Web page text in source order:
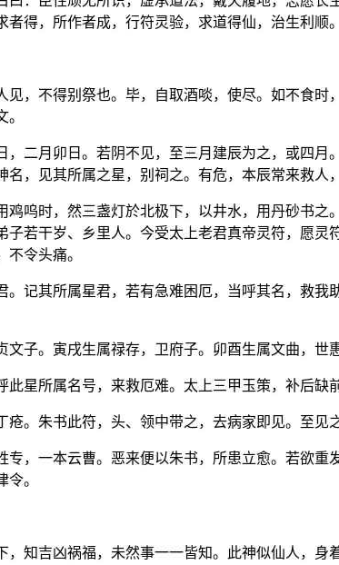
得，所作者成，行符灵验，求道得仙，治生利顺
见，不得别祭也。毕，自取酒啖，使尽。如不食
，二月卯日。若阴不见，至三月建辰为之，或四
，见其所属之星，别祠之。有危，本辰常来救人
鸡呜时，然三盏灯於北极下，以井水，用丹砂书
子若干岁、乡里人。今受太上老君真帝灵符，愿
令头痛。
。记其所属星君，若有急难困厄，当呼其名，救
子。寅戌生属禄存，卫府子。卯酉生属文曲，
星所属名号，来救厄难。太上三甲玉策，补后缺
。朱书此符，头、领中带之，去病家即见。至见
，一本云曹。恶来便以朱书，所患立愈。若欲
。
，知吉凶祸福，未然事一一皆知。此神似仙人，